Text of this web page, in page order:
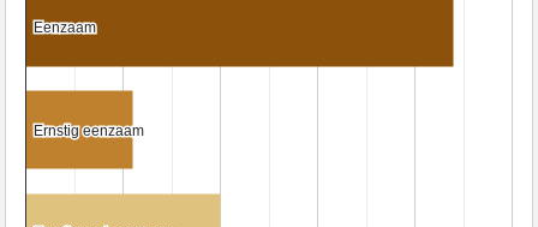
Eenzaam
Eenzaam
Ernstig eenzaam
Ernstig eenzaam